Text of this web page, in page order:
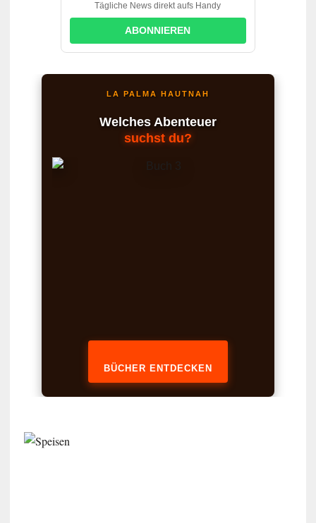
Tägliche News direkt aufs Handy
ABONNIEREN
LA PALMA HAUTNAH
Welches Abenteuer
suchst du?
BÜCHER ENTDECKEN